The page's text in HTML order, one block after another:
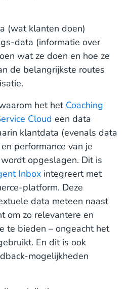
(wat klanten doen)
data (informatie over
wat ze doen en hoe ze
de belangrijkste routes
het het Coaching
Cloud een data
klantdata (evenals data
performance van je
opgeslagen. Dit is
Inbox integreert met
platform. Deze
data meteen naast
om zo relevantere en
te bieden – ongeacht het
En dit is ook
mogelijkheden